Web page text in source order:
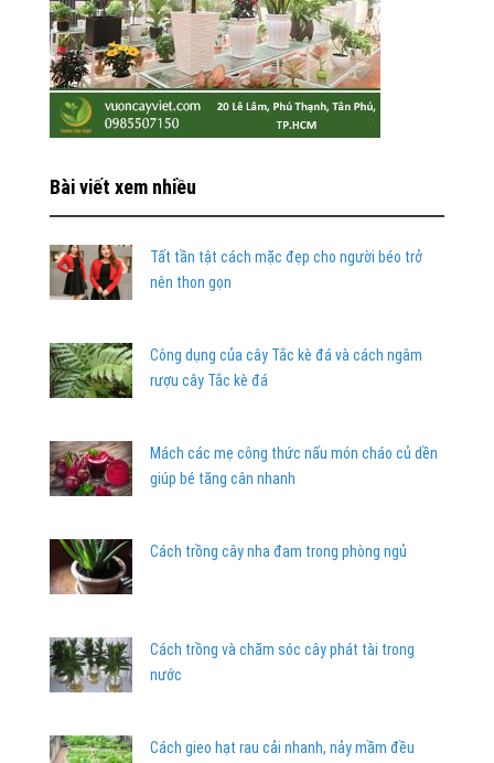
Bài viết xem nhiều
Tất tần tật cách mặc đẹp cho người béo trở
nên thon gọn
Công dụng của cây Tắc kè đá và cách ngâm
rượu cây Tắc kè đá
Mách các mẹ công thức nấu món cháo củ dền
giúp bé tăng cân nhanh
Cách trồng cây nha đam trong phòng ngủ
Cách trồng và chăm sóc cây phát tài trong
nước
Cách gieo hạt rau cải nhanh, nảy mầm đều